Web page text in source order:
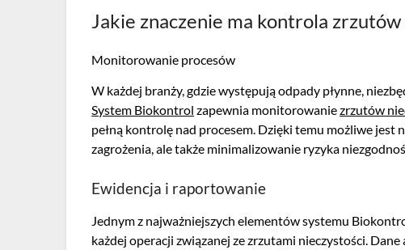
Jakie znaczenie ma kontrola zrzutów
Monitorowanie procesów
W każdej branży, gdzie występują odpady płynne,
System Biokontrol zapewnia monitorowaniezrzutów
pełną kontrolę nad procesem. Dzięki temu możliwe jest
zagrożenia, ale także minimalizowanie ryzyka
Ewidencja i raportowanie
Jednym z najważniejszych elementów systemu
każdej operacji związanej ze zrzutami nieczystości.